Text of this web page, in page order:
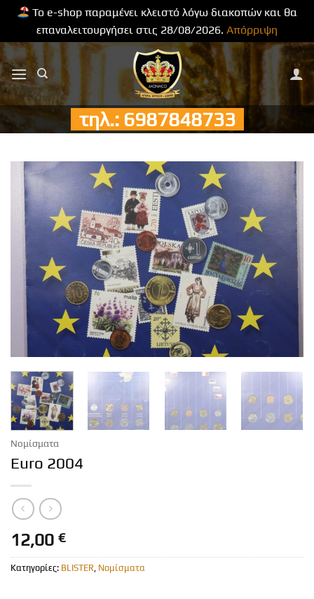
Το e-shop παραμένει κλειστό λόγω διακοπών και θα
επαναλειτουργήσει στις 28/08/2026. Απόρριψη
Μετάβαση
στο
περιεχόμενο
τηλ.: 6987848733
Νομίσματα
Euro 2004
12,00 €
Κατηγορίες: BLISTER Νομίσματα